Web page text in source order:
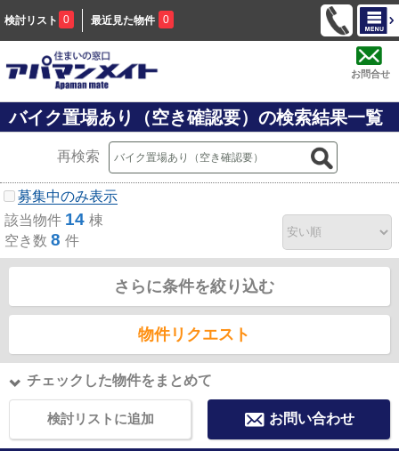
検討リスト 0 最近見た物件 0
お問合せ
バイク置場あり（空き確認要）の検索結果一覧
再検索
募集中のみ表示
該当物件 14 棟
空き数 8 件
さらに条件を絞り込む
物件リクエスト
チェックした物件をまとめて
検討リストに追加 お問い合わせ